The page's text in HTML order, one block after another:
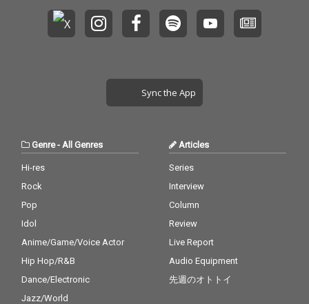
濃密に真空パックし
た、究極の8曲が完
を、リアルタイムで浴
ルへの深い愛情に満ち
たサウンドとヴォーカ
ルで、モダンかつフレ
る。 プロデュースは、
大樋ゆう大を迎えて制
作。 M-5「Woman“W
の悲劇”より」では、N
ONA REEVESの作品や
ライヴで長くタッグを
ヴァーは、プロデュー
サーでもある大樋ゆう
大のピアノに、ヒック
クスでまとめあげた、
傑作カヴァーとなっ
た。
Sync the App
Genre- All Genres
Hi-res
Rock
Pop
Idol
Anime/Game/Voice Actor
Hip Hop/R&B
Dance/Electronic
Jazz/World
Articles
Series
Interview
Column
Review
Live Report
Audio Equipment
先週のオトトイ